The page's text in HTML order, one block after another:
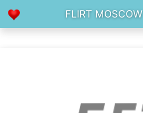
FLIRT MOSCOW